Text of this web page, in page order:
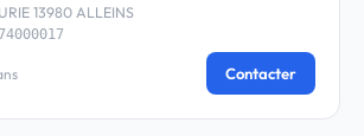
13980 ALLEINS
Contacter